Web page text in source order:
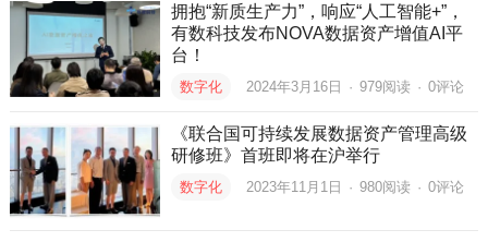
拥抱“新质生产力”，响应“人工智能+”，
有数科技发布NOVA数据资产增值AI平
台！
数字化 2024年3月16日 · 979阅读 · 0评论
《联合国可持续发展数据资产管理高级
研修班》首班即将在沪举行
数字化 2023年11月1日 · 980阅读 · 0评论